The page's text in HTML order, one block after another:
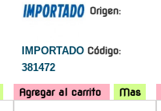
Origen:
IMPORTADO Código:
381472
Agregar al carrito Mas